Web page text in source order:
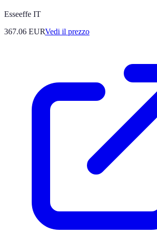
Esseeffe IT
367.06 EURVedi il prezzo